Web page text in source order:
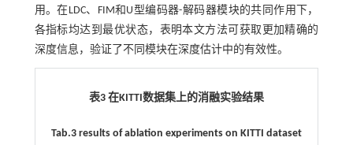
用。在LDC、FIM和U型编码器-解码器模块的共同作用下，
各指标均达到最优状态，表明本文方法可获取更加精确的
深度信息，验证了不同模块在深度估计中的有效性。
表3 在KITTI数据集上的消融实验结果
Tab.3 results of ablation experiments on KITTI dataset